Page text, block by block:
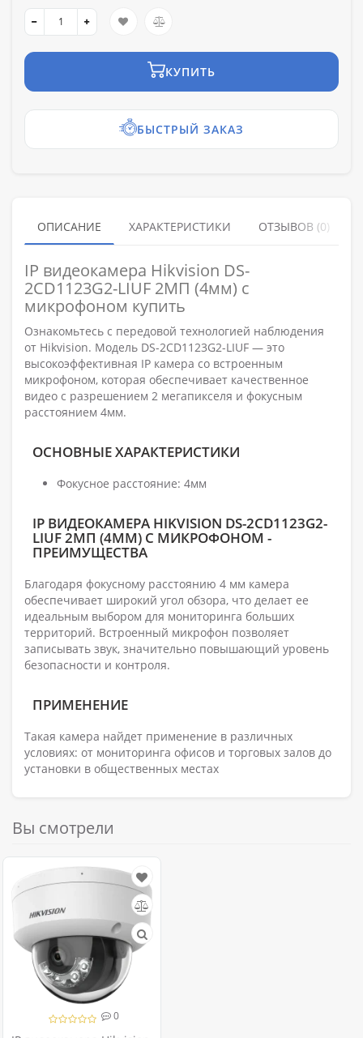
КУПИТЬ
БЫСТРЫЙ ЗАКАЗ
ОПИСАНИЕ ХАРАКТЕРИСТИКИ ОТЗЫВОВ (0)
IP видеокамера Hikvision DS-
2CD1123G2-LIUF 2МП (4мм) с
микрофоном купить
Ознакомьтесь с передовой технологией наблюдения
от Hikvision. Модель DS-2CD1123G2-LIUF — это
высокоэффективная IP камера со встроенным
микрофоном, которая обеспечивает качественное
видео с разрешением 2 мегапикселя и фокусным
расстоянием 4мм.
ОСНОВНЫЕ ХАРАКТЕРИСТИКИ
Фокусное расстояние: 4мм
IP ВИДЕОКАМЕРА HIKVISION DS-2CD1123G2-
LIUF 2МП (4ММ) С МИКРОФОНОМ -
ПРЕИМУЩЕСТВА
Благодаря фокусному расстоянию 4 мм камера
обеспечивает широкий угол обзора, что делает ее
идеальным выбором для мониторинга больших
территорий. Встроенный микрофон позволяет
записывать звук, значительно повышающий уровень
безопасности и контроля.
ПРИМЕНЕНИЕ
Такая камера найдет применение в различных
условиях: от мониторинга офисов и торговых залов до
установки в общественных местах
Вы смотрели
0